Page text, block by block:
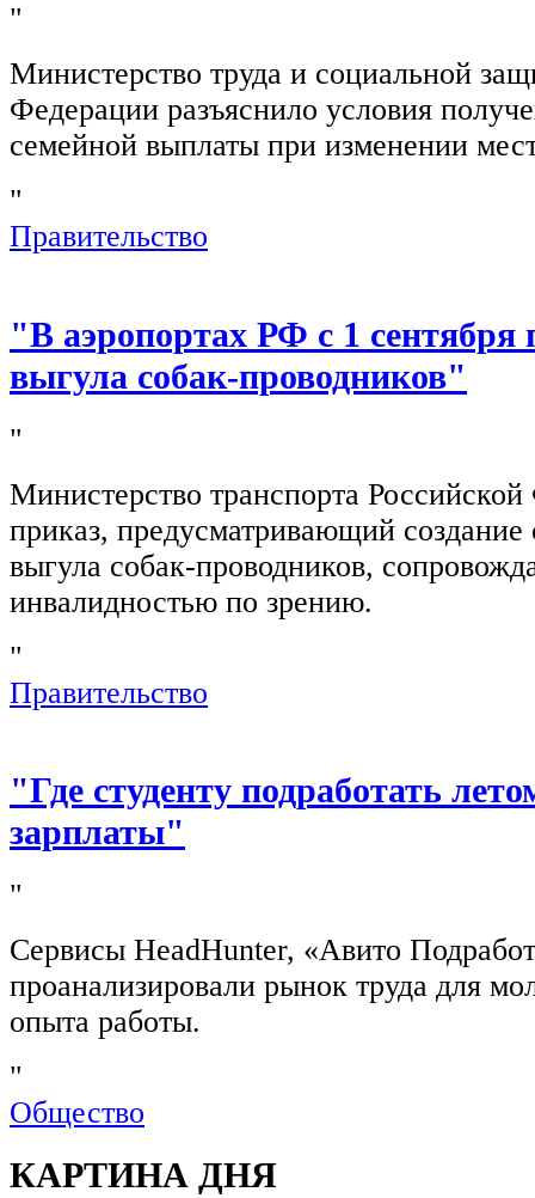
"
Министерство труда и социальной
Федерации разъяснило условия
семейной выплаты при изменении
"
Правительство
"В аэропортах РФ с 1 сентября
выгула собак-проводников"
"
Министерство транспорта
приказ, предусматривающий создание
выгула собак-проводников,
инвалидностью по зрению.
"
Правительство
"Где студенту подработать
зарплаты"
"
Сервисы HeadHunter, «Авито
проанализировали рынок труда для
опыта работы.
"
Общество
КАРТИНА ДНЯ